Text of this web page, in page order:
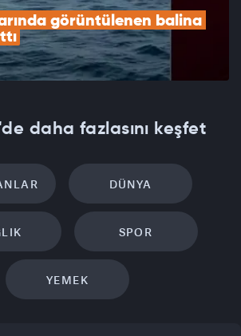
görüntülenen balina
'de daha fazlasını keşfet
DÜNYA
SPOR
YEMEK